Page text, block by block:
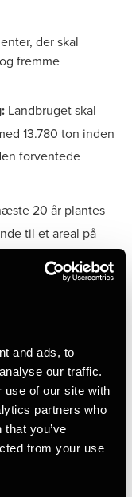
and ads, to
our traffic.
use of our site with
partners who
you’ve
from your use
der skal
fremme
Landbruget skal
13.780 ton inden
forventede
20 år plantes
til et areal på
mia. kr. til opkøb
med
samlede
betale 120 kr.
ton CO₂ i 2035.
hver
fra kommuner,
og